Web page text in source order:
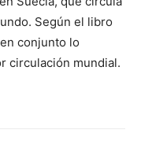
Según el libro
conjunto lo
circulación mundial.